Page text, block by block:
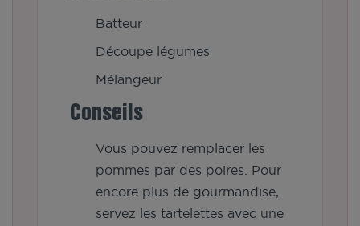
Batteur
Découpe légumes
Mélangeur
Conseils
Vous pouvez remplacer les
pommes par des poires. Pour
encore plus de gourmandise,
servez les tartelettes avec une